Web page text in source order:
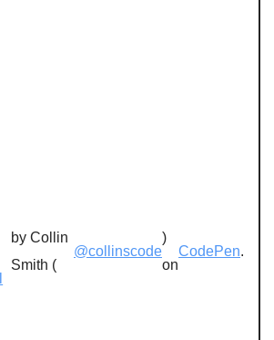
by Collin
Smith (
@collinscode
)
on
CodePen.